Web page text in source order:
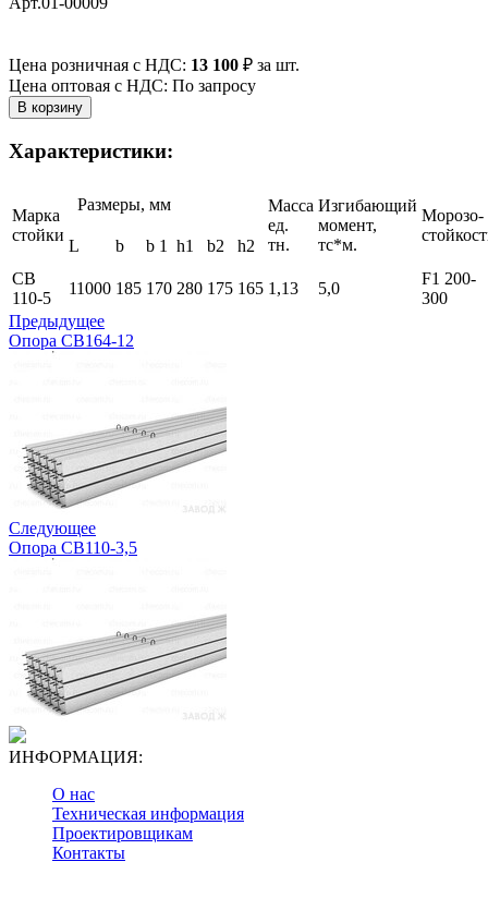
Цена розничная с НДС: 13 100 ₽ за шт.
Цена оптовая с НДС: По запросу
Характеристики:
Марка
стойки
Размеры, мм
Масса
ед.
тн.
Изгибающий
момент,
тс*м.
Морозо-
L b b 1 h1 b2 h2
СВ
110-5
11000 185 170 280 175 165 1,13 5,0
F1 200-
300
Предыдущее
Опора СВ164-12
Следующее
Опора СВ110-3,5
ИНФОРМАЦИЯ:
О нас
Техническая информация
Проектировщикам
Контакты